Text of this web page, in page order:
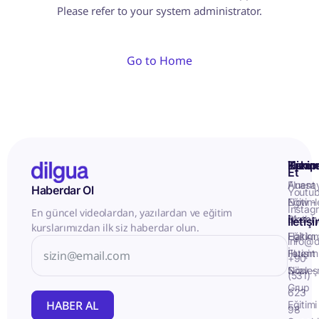
Please refer to your system administrator.
Go to Home
Haberdar Ol
En güncel videolardan, yazılardan ve eğitim
kurslarımızdan ilk siz haberdar olun.
HABER AL
İletişim
Fluent
Now -
Birebir
Eğitim
Fluent
Now -
Grup
Eğitimi
Takip
Et
+90
(531)
623
98